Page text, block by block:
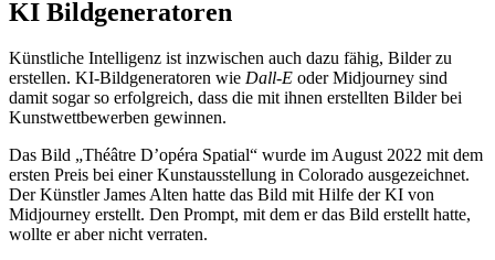
KI Bildgeneratoren
Künstliche Intelligenz ist inzwischen auch dazu fähig, Bilder zu
erstellen. KI-Bildgeneratoren wie Dall-E oder Midjourney sind
damit sogar so erfolgreich, dass die mit ihnen erstellten Bilder bei
Kunstwettbewerben gewinnen.
Das Bild „Théâtre D’opéra Spatial“ wurde im August 2022 mit dem
ersten Preis bei einer Kunstausstellung in Colorado ausgezeichnet.
Der Künstler James Alten hatte das Bild mit Hilfe der KI von
Midjourney erstellt. Den Prompt, mit dem er das Bild erstellt hatte,
wollte er aber nicht verraten.